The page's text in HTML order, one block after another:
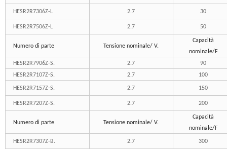
HESR2R7306Z-L 2.7 30
HESR2R7506Z-L 2.7 50
Numero di parte Tensione nominale/ V.
Capacità
nominale/F
HESR2R7906Z-S.
2.7
90
HESR2R7107Z-S.
2.7 100
HESR2R7157Z-S. 2.7 150
HESR2R7207Z-S. 2.7 200
Numero di parte Tensione nominale/ V.
Capacità
nominale/F
HESR2R7307Z-B. 2.7 300